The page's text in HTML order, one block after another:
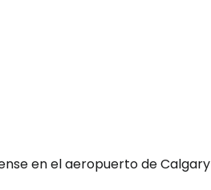
en el aeropuerto de Calgary
Cestee